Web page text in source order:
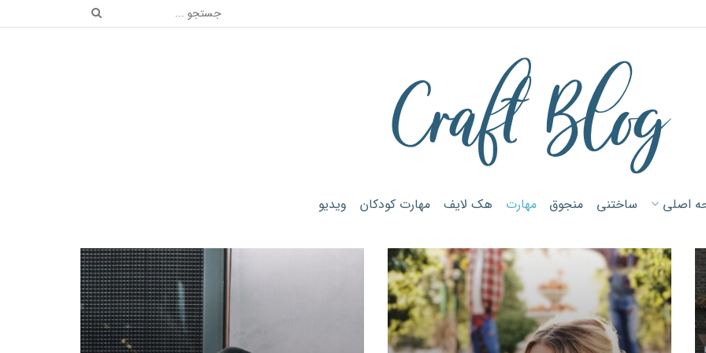
اصلی ساختنی منجوق مهارت هک لایف مهارت کودکان ویدیو